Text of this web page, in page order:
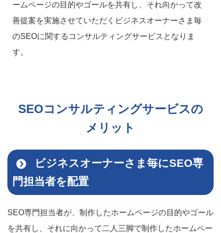
ームページの目的やゴールを共有し、それ向かって改
善提案を実施させていただくビジネスオーナーさま毎
のSEOに関するコンサルティングサービスとなりま
す。
SEOコンサルティングサービスの
メリット
ビジネスオーナーさま毎にSEO専
門担当者を配置
SEO専門担当者が、制作したホームページの目的やゴール
を共有し、それに向かって二人三脚で制作したホームペー